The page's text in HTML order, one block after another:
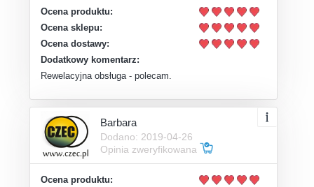
Ocena produktu:
Ocena sklepu:
Ocena dostawy:
Dodatkowy komentarz:
Rewelacyjna obsługa - polecam.
Barbara
Dodano: 2019-04-26
Opinia zweryfikowana
Ocena produktu: